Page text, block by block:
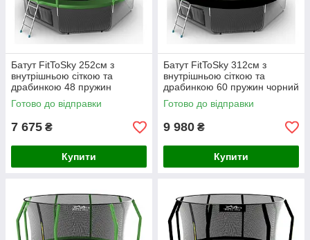
Батут FitToSky 252см з
внутрішньою сіткою та
драбинкою 48 пружин
зелений
Готово до відправки
7 675 ₴
Купити
Батут FitToSky 312см з
внутрішньою сіткою та
драбинкою 60 пружин чорний
Готово до відправки
9 980 ₴
Купити